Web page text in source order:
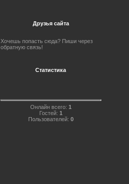
Друзья сайта
Хочешь попасть сюда? Пиши через
обратную связь!
Статистика
Онлайн всего: 1
Гостей: 1
Пользователей: 0